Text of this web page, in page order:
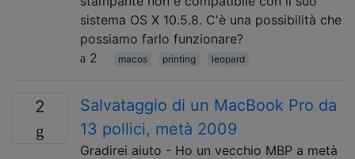
sistema OS X 10.5.8. C'è una possibilità che
possiamo farlo funzionare?
2
macos printing leopard
2
Salvataggio di un MacBook Pro da
13 pollici, metà 2009
Gradirei aiuto - Ho un vecchio MBP a metà